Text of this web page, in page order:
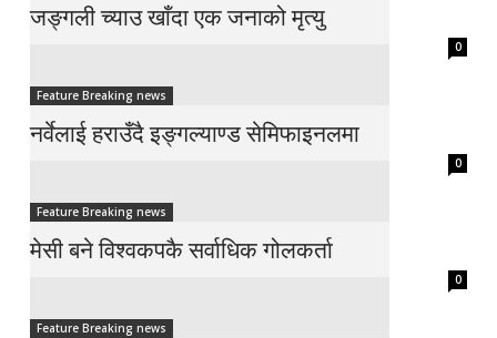
जङ्गली च्याउ खाँदा एक जनाको मृत्यु
0
Feature Breaking news
नर्वेलाई हराउँदै इङ्गल्याण्ड सेमिफाइनलमा
0
Feature Breaking news
मेसी बने विश्वकपकै सर्वाधिक गोलकर्ता
0
Feature Breaking news